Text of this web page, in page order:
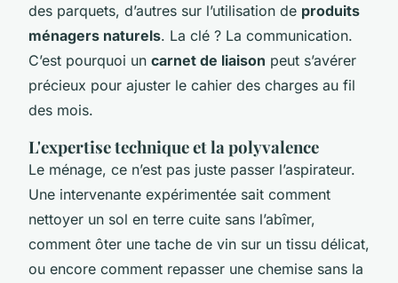
des parquets, d’autres sur l’utilisation de produits
ménagers naturels. La clé ? La communication.
C’est pourquoi un carnet de liaison peut s’avérer
précieux pour ajuster le cahier des charges au fil
des mois.
L'expertise technique et la polyvalence
Le ménage, ce n’est pas juste passer l’aspirateur.
Une intervenante expérimentée sait comment
nettoyer un sol en terre cuite sans l’abîmer,
comment ôter une tache de vin sur un tissu délicat,
ou encore comment repasser une chemise sans la